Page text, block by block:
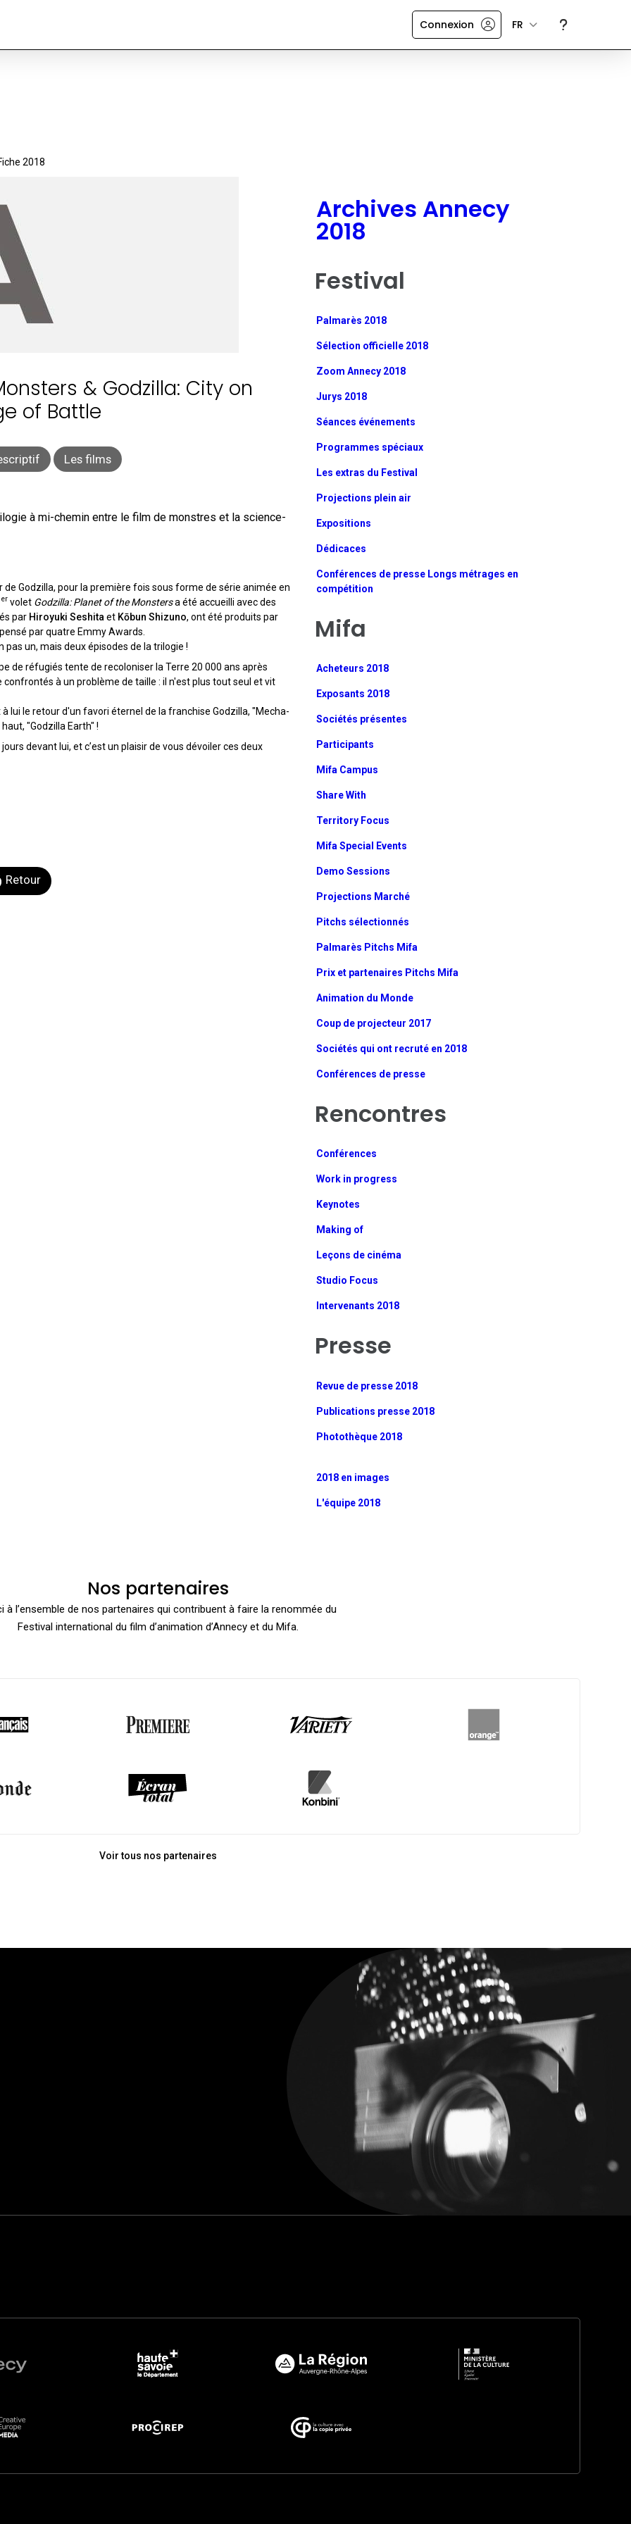
Connexion FR
2018
& Godzilla: City on
of Battle
Les films
à mi-chemin entre le film de monstres et la science-
Godzilla, pour la première fois sous forme de série animée en
er volet Godzilla: Planet of the Monstersa été accueilli avec des
par Hiroyuki Seshita et Kōbun Shizuno, ont été produits par
par quatre Emmy Awards.
un, mais deux épisodes de la trilogie !
de réfugiés tente de recoloniser la Terre 20 000 ans après
à un problème de taille : il n'est plus tout seul et vit
à lui le retour d'un favori éternel de la franchise Godzilla, "Mecha-
"Godzilla Earth" !
devant lui, et c’est un plaisir de vous dévoiler ces deux
Retour
Archives Annecy
2018
Festival
Palmarès 2018
Sélection officielle 2018
Zoom Annecy 2018
Jurys 2018
Séances événements
Programmes spéciaux
Les extras du Festival
Projections plein air
Expositions
Dédicaces
Conférences de presse Longs métrages en
compétition
Mifa
Acheteurs 2018
Exposants 2018
Sociétés présentes
Participants
Mifa Campus
Share With
Territory Focus
Mifa Special Events
Demo Sessions
Projections Marché
Pitchs sélectionnés
Palmarès Pitchs Mifa
Prix et partenaires Pitchs Mifa
Animation du Monde
Coup de projecteur 2017
Sociétés qui ont recruté en 2018
Conférences de presse
Rencontres
Conférences
Work in progress
Keynotes
Making of
Leçons de cinéma
Studio Focus
Intervenants 2018
Presse
Revue de presse 2018
Publications presse 2018
Photothèque 2018
2018 en images
L'équipe 2018
Nos partenaires
à l’ensemble de nos partenaires qui contribuent à faire la renommée du
Festival international du film d’animation d’Annecy et du Mifa.
Voir tous nos partenaires